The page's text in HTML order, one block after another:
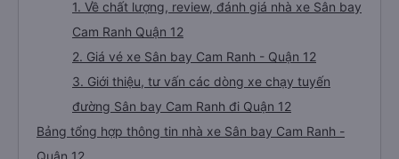
1. Về chất lượng, review, đánh giá nhà xe Sân bay
Cam Ranh Quận 12
2. Giá vé xe Sân bay Cam Ranh - Quận 12
3. Giới thiệu, tư vấn các dòng xe chạy tuyến
đường Sân bay Cam Ranh đi Quận 12
Bảng tổng hợp thông tin nhà xe Sân bay Cam Ranh -
Quận 12